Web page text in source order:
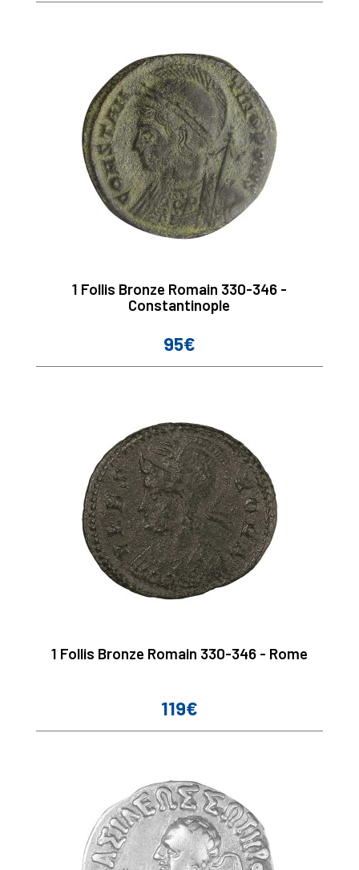
1 Follis Bronze Romain 330-346 -
Constantinople
Prix
95€
1 Follis Bronze Romain 330-346 - Rome
Prix
119€